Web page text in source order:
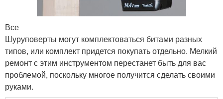
Все
Шуруповерты могут комплектоваться битами разных
типов, или комплект придется покупать отдельно. Мелкий
ремонт с этим инструментом перестанет быть для вас
проблемой, поскольку многое получится сделать своими
руками.